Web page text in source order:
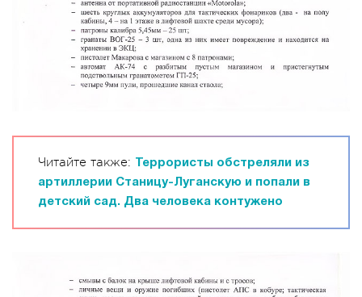
Читайте также: Террористы обстреляли из
артиллерии Станицу-Луганскую и попали в
детский сад. Два человека контужено